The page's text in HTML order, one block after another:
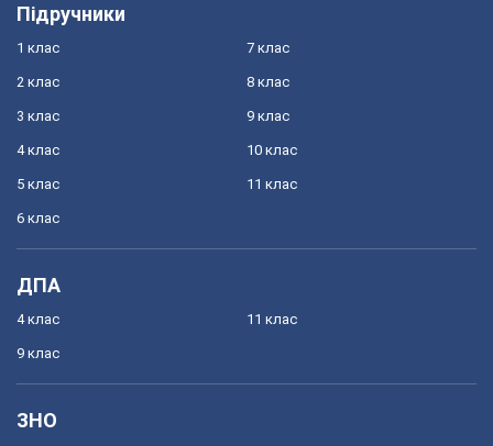
Підручники
1 клас
2 клас
3 клас
4 клас
5 клас
6 клас
7 клас
8 клас
9 клас
10 клас
11 клас
ДПА
4 клас
9 клас
11 клас
ЗНО